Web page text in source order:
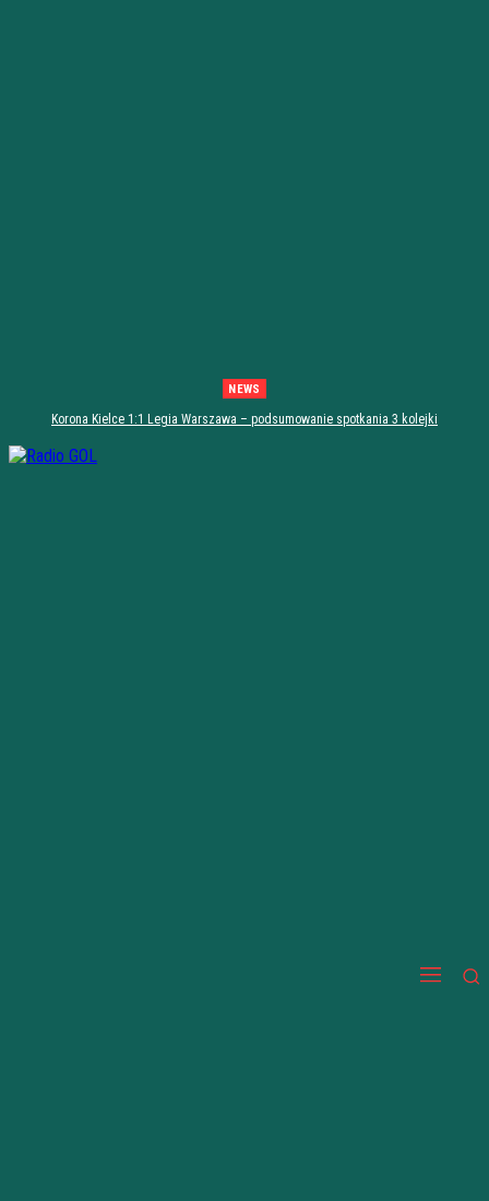
NEWS
Korona Kielce 1:1 Legia Warszawa – podsumowanie spotkania 3 kolejki